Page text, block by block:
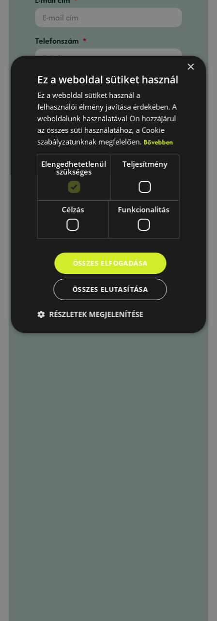
Telefonszám
Telepítési város
Üzenet
Elfogadom az
tájékoztató-ban foglaltakat.
Küldés
×
Ez a weboldal sütiket használ
Ez a weboldal sütiket használ a
felhasználói élmény javítása érdekében. A
weboldalunk használatával Ön hozzájárul
az összes süti használatához, a Cookie
szabályzatunknak megfelelően. Bővebben
Elengedhetetlenül
szükséges
Teljesítmény
Célzás Funkcionalitás
ÖSSZES ELFOGADÁSA
ÖSSZES ELUTASÍTÁSA
RÉSZLETEK MEGJELENÍTÉSE